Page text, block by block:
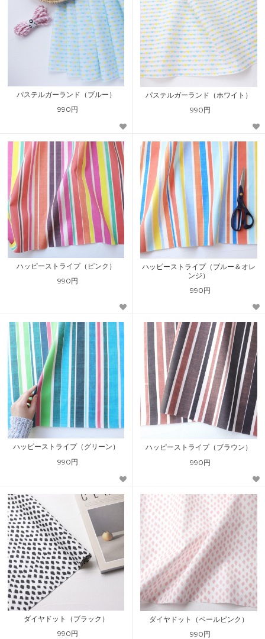
パステルガーランド（ブルー）
990円
パステルガーランド（ホワイト）
990円
ハッピーストライプ（ピンク）
990円
ハッピーストライプ（ブルー＆オレ
ンジ）
990円
ハッピーストライプ（グリーン）
990円
ハッピーストライプ（ブラウン）
990円
ダイヤドット（ブラック）
990円
ダイヤドット（ペールピンク）
990円